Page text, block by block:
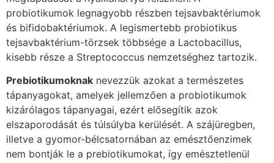
probiotikumok legnagyobb részben tejsavbaktériumok
és bifidobaktériumok. A legismertebb probiotikus
tejsavbaktérium-törzsek többsége a Lactobacillus,
kisebb része a Streptococcus nemzetséghez tartozik.
Prebiotikumoknak nevezzük azokat a természetes
tápanyagokat, amelyek jellemzően a probiotikumok
kizárólagos tápanyagai, ezért elősegítik azok
elszaporodását és túlsúlyba kerülését. A szájüregben,
illetve a gyomor-bélcsatornában az emésztőenzimek
nem bontják le a prebiotikumokat, így emésztetlenül